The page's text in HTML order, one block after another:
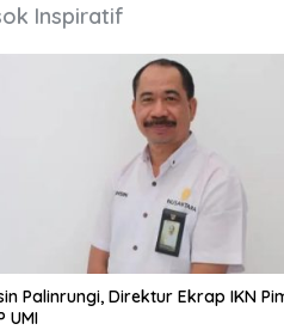
Inspiratif
Palinrungi, Direktur Ekrap IKN
UMI